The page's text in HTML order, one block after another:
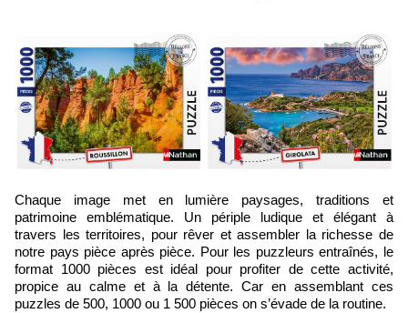
Chaque image met en lumière paysages, traditions et
patrimoine emblématique. Un périple ludique et élégant à
travers les territoires, pour rêver et assembler la richesse de
notre pays pièce après pièce. Pour les puzzleurs entraînés, le
format 1000 pièces est idéal pour profiter de cette activité,
propice au calme et à la détente. Car en assemblant ces
puzzles de 500, 1000 ou 1 500 pièces on s’évade de la routine.